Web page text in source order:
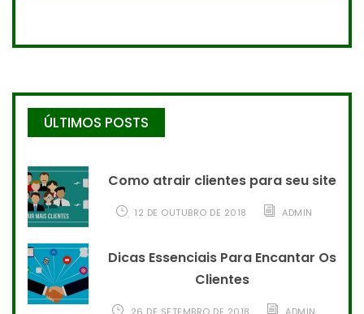
ÚLTIMOS POSTS
Como atrair clientes para seu site
12 DE OUTUBRO DE 2018 ADMIN
Dicas Essenciais Para Encantar Os
Clientes